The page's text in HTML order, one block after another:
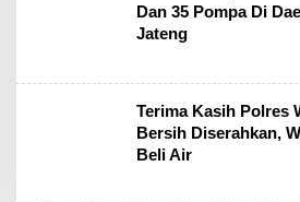
Dan 35 Pompa Di
Jateng
Terima Kasih Polres
Bersih Diserahkan,
Beli Air